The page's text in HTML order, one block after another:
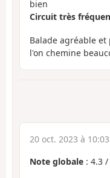
bien
Circuit très
Balade agréable et
l'on chemine
20 oct. 2023 à 10:03
Note globale : 4.3 /